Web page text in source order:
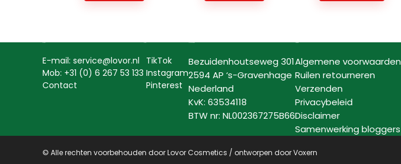
E-mail: service@lovor.nl
Mob: +31 (0) 6 267 53 133
Contact
TikTok
Instagram
Pinterest
Bezuidenhoutseweg 301
2594 AP ‘s-Gravenhage
Nederland
KvK: 63534118
BTW nr: NL002367275B66
Algemene voorwaarden
Ruilen retourneren
Verzenden
Privacybeleid
Disclaimer
Samenwerking bloggers
© Alle rechten voorbehouden door Lovor Cosmetics / ontworpen doorVoxern